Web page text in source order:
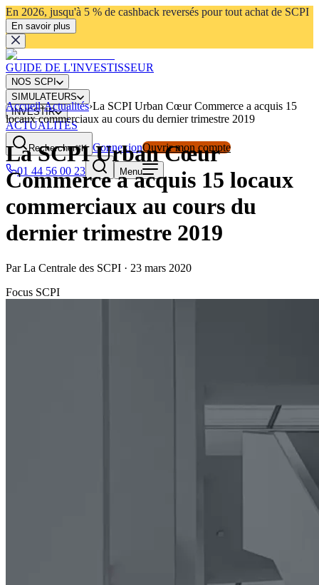
En 2026, jusqu'à 5 % de cashback reversés pour tout achat de SCPI
En savoir plus
GUIDE DE L'INVESTISSEUR
NOS SCPI
SIMULATEURS
INVESTIR
ACTUALITÉS
Rechercher⌘K ConnexionOuvrir mon compte
01 44 56 00 23
Menu
Accueil›Actualités›La SCPI Urban Cœur Commerce a acquis 15
locaux commerciaux au cours du dernier trimestre 2019
La SCPI Urban Cœur
Commerce a acquis 15 locaux
commerciaux au cours du
dernier trimestre 2019
Par La Centrale des SCPI · 23 mars 2020
Focus SCPI